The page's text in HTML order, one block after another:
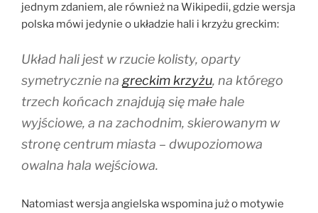
jednym zdaniem, ale również na Wikipedii, gdzie wersja
polska mówi jedynie o układzie hali i krzyżu greckim:
Układ hali jest w rzucie kolisty, oparty
symetrycznie na greckim krzyżu, na którego
trzech końcach znajdują się małe hale
wyjściowe, a na zachodnim, skierowanym w
stronę centrum miasta – dwupoziomowa
owalna hala wejściowa.
Natomiast wersja angielska wspomina już o motywie